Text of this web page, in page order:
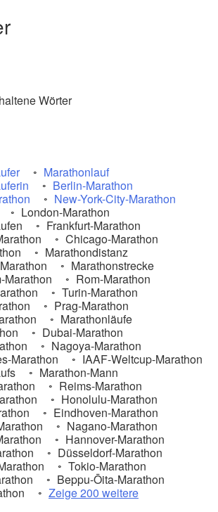
Wörter
Marathonlauf
Berlin-Marathon
New-York-City-Marathon
London-Marathon
Frankfurt-Marathon
Chicago-Marathon
Marathondistanz
Marathonstrecke
Marathon
Rom-Marathon
Turin-Marathon
Prag-Marathon
Marathonläufe
Dubai-Marathon
Nagoya-Marathon
Marathon
IAAF-Weltcup-Marathon
Marathon-Mann
Reims-Marathon
Honolulu-Marathon
Eindhoven-Marathon
Nagano-Marathon
Hannover-Marathon
Düsseldorf-Marathon
Tokio-Marathon
Beppu-Ōita-Marathon
Zeige 200 weitere